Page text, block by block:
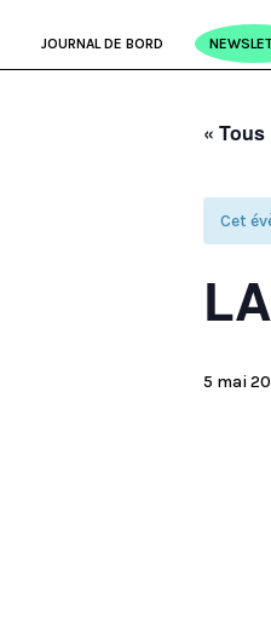
JOURNAL DE BORD
«
Cet
5 mai